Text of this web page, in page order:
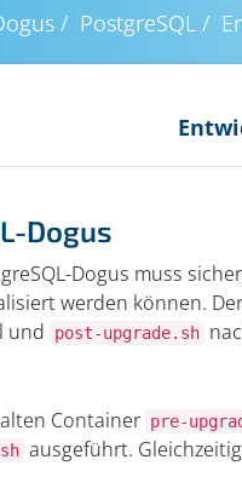
PostgreSQL
Dogus
Dogus muss
werden können.
und post-upgrade.sh
Container pre-
ausgeführt.